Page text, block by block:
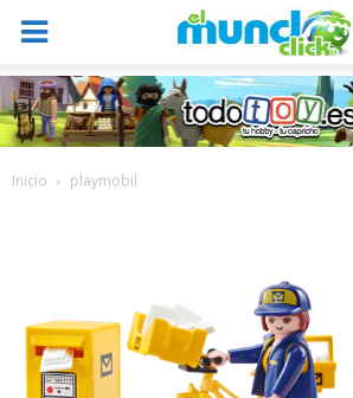
Inicio playmobil